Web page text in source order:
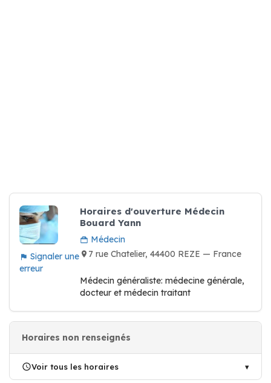
Signaler une
erreur
Horaires d'ouverture Médecin
Bouard Yann
Médecin
7 rue Chatelier, 44400 REZE — France
Médecin généraliste: médecine générale,
docteur et médecin traitant
Horaires non renseignés
Voir tous les horaires